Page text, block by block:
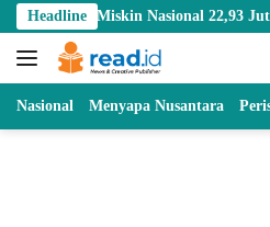
Skip
to
content
Headline
Miskin Nasional 22,93 Juta
Nasional Menyapa Nusantara